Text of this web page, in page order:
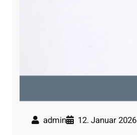
admin 12. Januar 2026